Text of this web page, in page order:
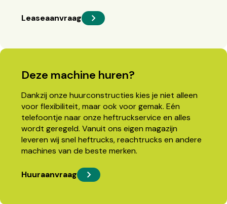
Leaseaanvraag
Deze machine huren?
Dankzij onze huurconstructies kies je niet alleen
voor flexibiliteit, maar ook voor gemak. Eén
telefoontje naar onze heftruckservice en alles
wordt geregeld. Vanuit ons eigen magazijn
leveren wij snel heftrucks, reachtrucks en andere
machines van de beste merken.
Huuraanvraag